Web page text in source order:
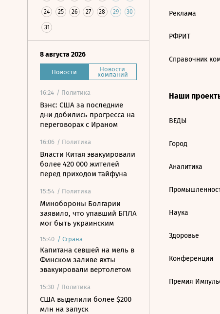
24 25 26 27 28 29 30
31
8 августа 2026
Новости Новости
компаний
16:24 / Политика
Вэнс: США за последние
дни добились прогресса на
переговорах с Ираном
16:06 / Политика
Власти Китая эвакуировали
более 420 000 жителей
перед приходом тайфуна
15:54 / Политика
Минобороны Болгарии
заявило, что упавший БПЛА
мог быть украинским
15:40 / Страна
Капитана севшей на мель в
Финском заливе яхты
эвакуировали вертолетом
15:30 / Политика
США выделили более $200
млн на запуск
Реклама
РФРИТ
Справочник
Наши
ВЕДЫ
Город
Аналитика
Наука
Здоровье
Конференции
Премия